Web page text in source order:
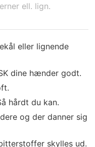
ell. lign.
eller lignende
dine hænder godt.
hårdt du kan.
og der danner sig
skylles ud.